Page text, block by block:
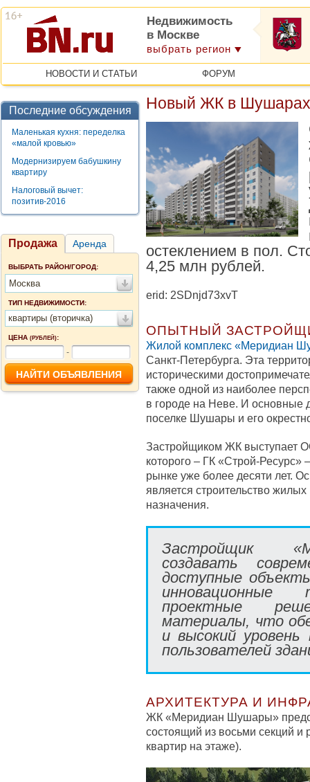
Недвижимость
в Москве
выбрать регион
НОВОСТИ И СТАТЬИ ФОРУМ
Последние обсуждения
Маленькая кухня: переделка
«малой кровью»
Модернизируем бабушкину
квартиру
Налоговый вычет:
позитив-2016
Продажа Аренда
ВЫБРАТЬ РАЙОН/ГОРОД:
Москва
ТИП НЕДВИЖИМОСТИ:
квартиры (вторичка)
ЦЕНА (РУБЛЕЙ):
-
Новый ЖК в
остеклением в пол.
4,25 млн рублей.
erid: 2SDnjd73xvT
ОПЫТНЫЙ
Жилой комплекс «Меридиан
Санкт-Петербурга. Эта
историческими
также одной из наиболее
в городе на Неве. И основные
поселке Шушары и его
Застройщиком ЖК выступает
которого – ГК «Строй-Ресурс»
рынке уже более десяти лет.
является строительство
назначения.
Застройщик
создавать
доступные
инновационные
проектные
материалы, что
и высокий
пользователей
АРХИТЕКТУРА И
ЖК «Меридиан Шушары»
состоящий из восьми секций и
квартир на этаже).